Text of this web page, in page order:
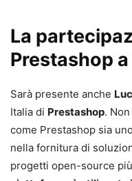
La
Prestashop
Sarà presente anche
Italia di Prestashop.
come Prestashop sia
nella fornitura di
progetti open-source